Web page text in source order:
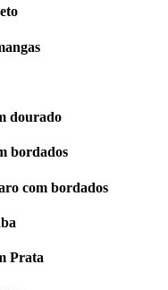
dourado
bordados
com bordados
Prata